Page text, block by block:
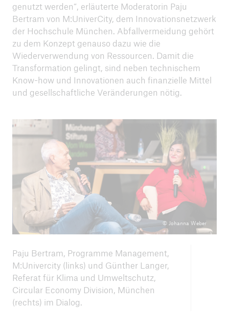
genutzt werden“, erläuterte Moderatorin Paju
Bertram von M:UniverCity, dem Innovationsnetzwerk
der Hochschule München. Abfallvermeidung gehört
zu dem Konzept genauso dazu wie die
Wiederverwendung von Ressourcen. Damit die
Transformation gelingt, sind neben technischem
Know-how und Innovationen auch finanzielle Mittel
und gesellschaftliche Veränderungen nötig.
© Johanna Weber
Paju Bertram, Programme Management,
M:Univercity (links) und Günther Langer,
Referat für Klima und Umweltschutz,
Circular Economy Division, München
(rechts) im Dialog.
ICII
Archiv
Navigation schließen oder Escape-Taste drücken
Home